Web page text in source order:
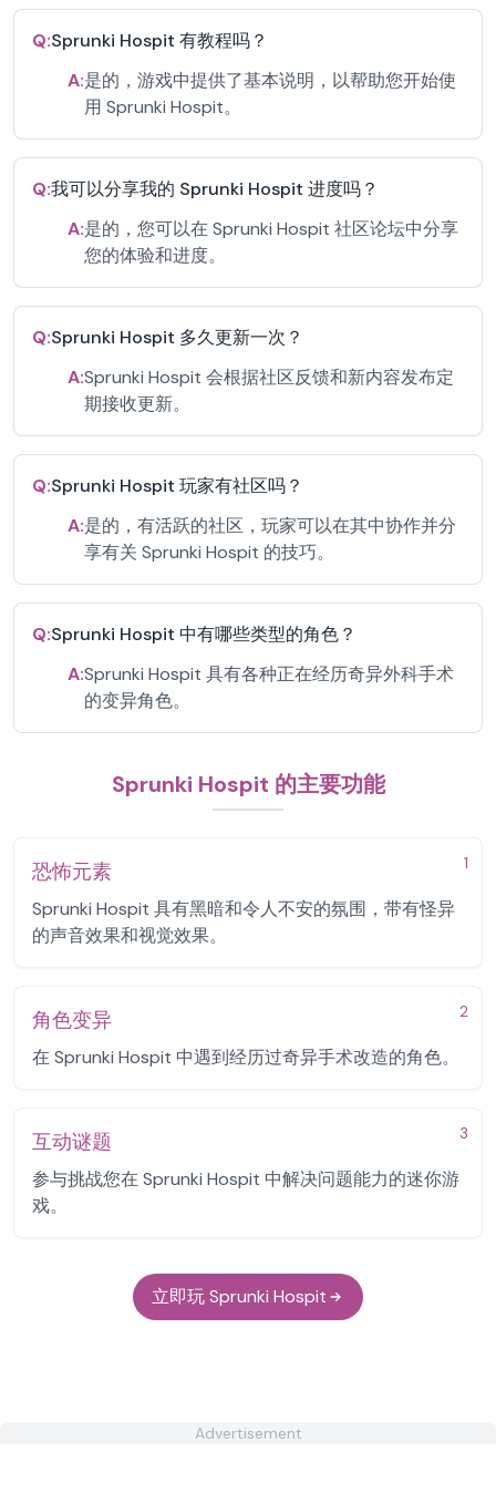
Q:Sprunki Hospit 有教程吗？
A:是的，游戏中提供了基本说明，以帮助您开始使
用 Sprunki Hospit。
Q:我可以分享我的 Sprunki Hospit 进度吗？
A:是的，您可以在 Sprunki Hospit 社区论坛中分享
您的体验和进度。
Q:Sprunki Hospit 多久更新一次？
A:Sprunki Hospit 会根据社区反馈和新内容发布定
期接收更新。
Q:Sprunki Hospit 玩家有社区吗？
A:是的，有活跃的社区，玩家可以在其中协作并分
享有关 Sprunki Hospit 的技巧。
Q:Sprunki Hospit 中有哪些类型的角色？
A:Sprunki Hospit 具有各种正在经历奇异外科手术
的变异角色。
Sprunki Hospit 的主要功能
1
恐怖元素
Sprunki Hospit 具有黑暗和令人不安的氛围，带有怪异
的声音效果和视觉效果。
2
角色变异
在 Sprunki Hospit 中遇到经历过奇异手术改造的角色。
3
互动谜题
参与挑战您在 Sprunki Hospit 中解决问题能力的迷你游
戏。
立即玩 Sprunki Hospit
Advertisement